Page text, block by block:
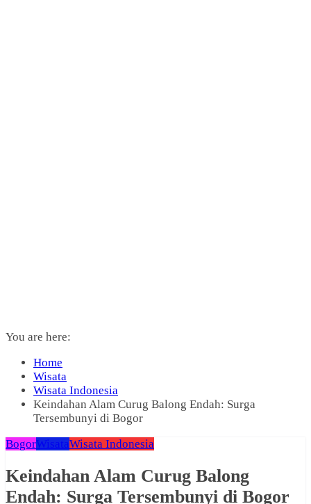
You are here:
Home
Wisata
Wisata Indonesia
Keindahan Alam Curug Balong Endah: Surga
Tersembunyi di Bogor
BogorWisataWisata Indonesia
Keindahan Alam Curug Balong
Endah: Surga Tersembunyi di Bogor